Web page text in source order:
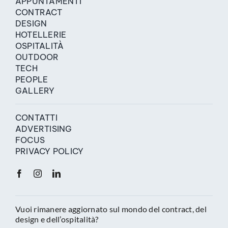
CONTRACT
DESIGN
HOTELLERIE
OSPITALITÀ
OUTDOOR
TECH
PEOPLE
GALLERY
CONTATTI
ADVERTISING
FOCUS
PRIVACY POLICY
Vuoi rimanere aggiornato sul mondo del contract, del
design e dell’ospitalità?